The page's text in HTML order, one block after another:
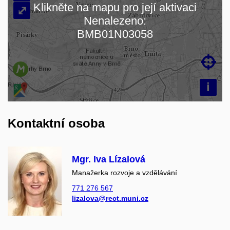
Načítám mapu…
i

⤢ Klikněte na mapu pro její aktivaci
Nenalezeno:
BMB01N03058
Kontaktní osoba
Mgr. Iva Lízalová
Manažerka rozvoje a vzdělávání
771 276 567
lizalova@rect.muni.cz